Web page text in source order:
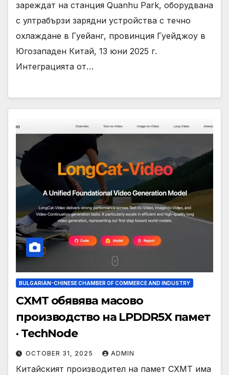
зареждат на станция Quanhu Park, оборудвана
с ултрабързи зарядни устройства с течно
охлаждане в Гуейанг, провинция Гуейджоу в
Югозападен Китай, 13 юни 2025 г.
Интеграцията от…
BULGARIAN-CHINESE CHAMBER OF COMMERCE AND INDUSTRY
CXMT обявява масово
производство на LPDDR5X памет
· TechNode
OCTOBER 31, 2025 ADMIN
Китайският производител на памет CXMT има